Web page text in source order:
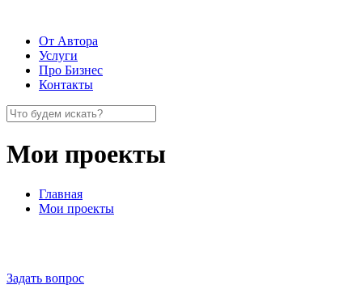
От Автора
Услуги
Про Бизнес
Контакты
Мои проекты
Главная
Мои проекты
Задать вопрос